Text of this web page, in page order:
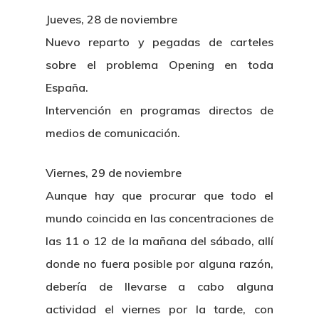
Jueves, 28 de noviembre
Nuevo reparto y pegadas de carteles
sobre el problema Opening en toda
España.
Intervención en programas directos de
medios de comunicación.
Viernes, 29 de noviembre
Aunque hay que procurar que todo el
mundo coincida en las concentraciones de
las 11 o 12 de la mañana del sábado, allí
donde no fuera posible por alguna razón,
debería de llevarse a cabo alguna
actividad el viernes por la tarde, con